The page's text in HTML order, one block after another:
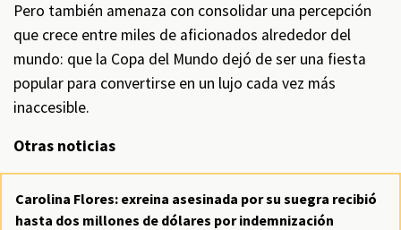
Pero también amenaza con consolidar una percepción
que crece entre miles de aficionados alrededor del
mundo: que la Copa del Mundo dejó de ser una fiesta
popular para convertirse en un lujo cada vez más
inaccesible.
Otras noticias
Carolina Flores: exreina asesinada por su suegra recibió
hasta dos millones de dólares por indemnización